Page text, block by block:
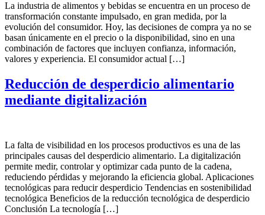
La industria de alimentos y bebidas se encuentra en un proceso de
transformación constante impulsado, en gran medida, por la
evolución del consumidor. Hoy, las decisiones de compra ya no se
basan únicamente en el precio o la disponibilidad, sino en una
combinación de factores que incluyen confianza, información,
valores y experiencia. El consumidor actual […]
Reducción de desperdicio alimentario
mediante digitalización
La falta de visibilidad en los procesos productivos es una de las
principales causas del desperdicio alimentario. La digitalización
permite medir, controlar y optimizar cada punto de la cadena,
reduciendo pérdidas y mejorando la eficiencia global. Aplicaciones
tecnológicas para reducir desperdicio Tendencias en sostenibilidad
tecnológica Beneficios de la reducción tecnológica de desperdicio
Conclusión La tecnología […]